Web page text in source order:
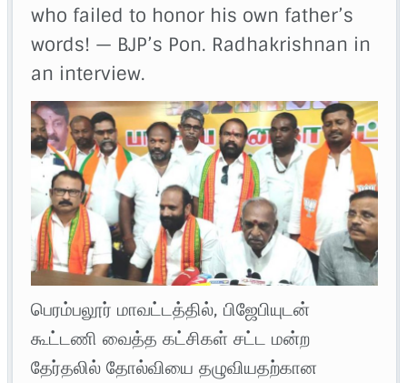
who failed to honor his own father’s
words! — BJP’s Pon. Radhakrishnan in
an interview.
பெரம்பலூர் மாவட்டத்தில், பிஜேபியுடன்
கூட்டணி வைத்த கட்சிகள் சட்ட மன்ற
தேர்தலில் தோல்வியை தழுவியதற்கான